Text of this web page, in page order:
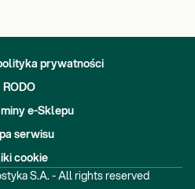
prywatności
RODO
e-Sklepu
serwisu
cookie
S.A. - All rights reserved